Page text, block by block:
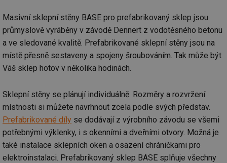
Masivní sklepní stěny BASE pro prefabrikovaný sklep jsou
průmyslově vyráběny v závodě Dennert z vodotěsného betonu
a ve sledované kvalitě. Prefabrikované sklepní stěny jsou na
místě přesně sestaveny a spojeny šroubováním. Tak může být
Váš sklep hotov v několika hodinách.
Sklepní stěny se plánují individuálně. Rozměry a rozvržení
místnosti si můžete navrhnout zcela podle svých představ.
Prefabrikované díly se dodávají z výrobního závodu se všemi
potřebnými výklenky, i s okenními a dveřními otvory. Možná je
také instalace sklepních oken a osazení chráničkami pro
elektroinstalaci. Prefabrikovaný sklep BASE splňuje všechny